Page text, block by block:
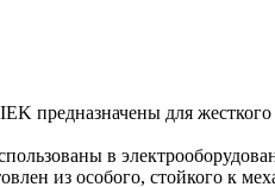
предназначены для
в
из особого, стойкого к